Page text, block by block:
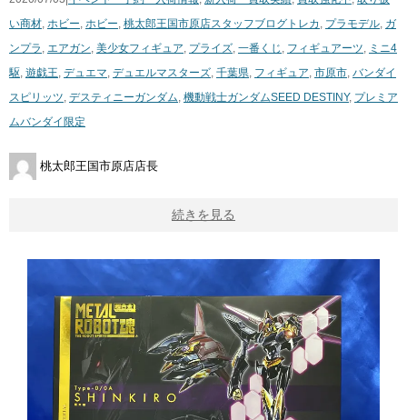
い商材, ホビー, ホビー, 桃太郎王国市原店スタッフブログ トレカ , プラモデル, ガ
ンプラ , エアガン, 美少女フィギュア, プライズ, 一番くじ , フィギュアーツ, ミニ4
駆, 遊戯王, デュエマ, デュエルマスターズ, 千葉県, フィギュア, 市原市, バンダイ
スピリッツ, デスティニーガンダム, 機動戦士ガンダムSEED ​DESTINY, プレミア
ムバンダイ限定
桃太郎王国市原店店長
続きを見る